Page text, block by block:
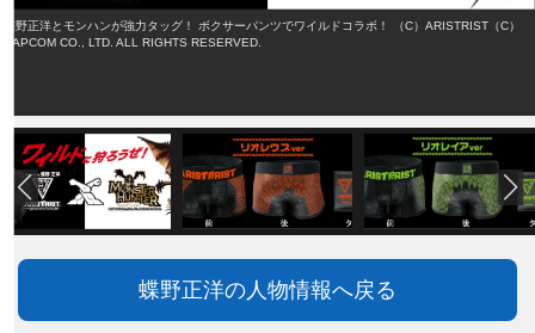
蝶野正洋とモンハンが強力タッグ！ ボクサーパンツでワイルドコラボ！ （C）ARISTRIST（C）
CAPCOM CO., LTD. ALL RIGHTS RESERVED.
蝶野正洋の人物情報へ戻る